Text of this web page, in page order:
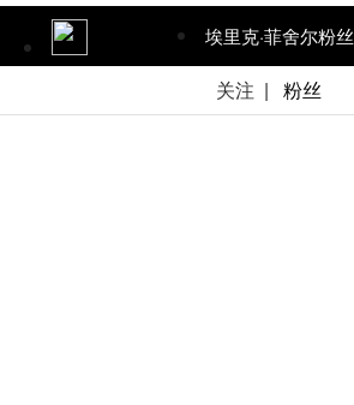
埃里克·菲舍尔粉丝
关注 | 粉丝